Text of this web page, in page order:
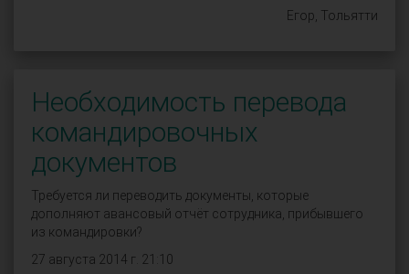
Егор, Тольятти
Необходимость перевода
командировочных
документов
Требуется ли переводить документы, которые
дополняют авансовый отчёт сотрудника, прибывшего
из командировки?
27 августа 2014 г. 21:10